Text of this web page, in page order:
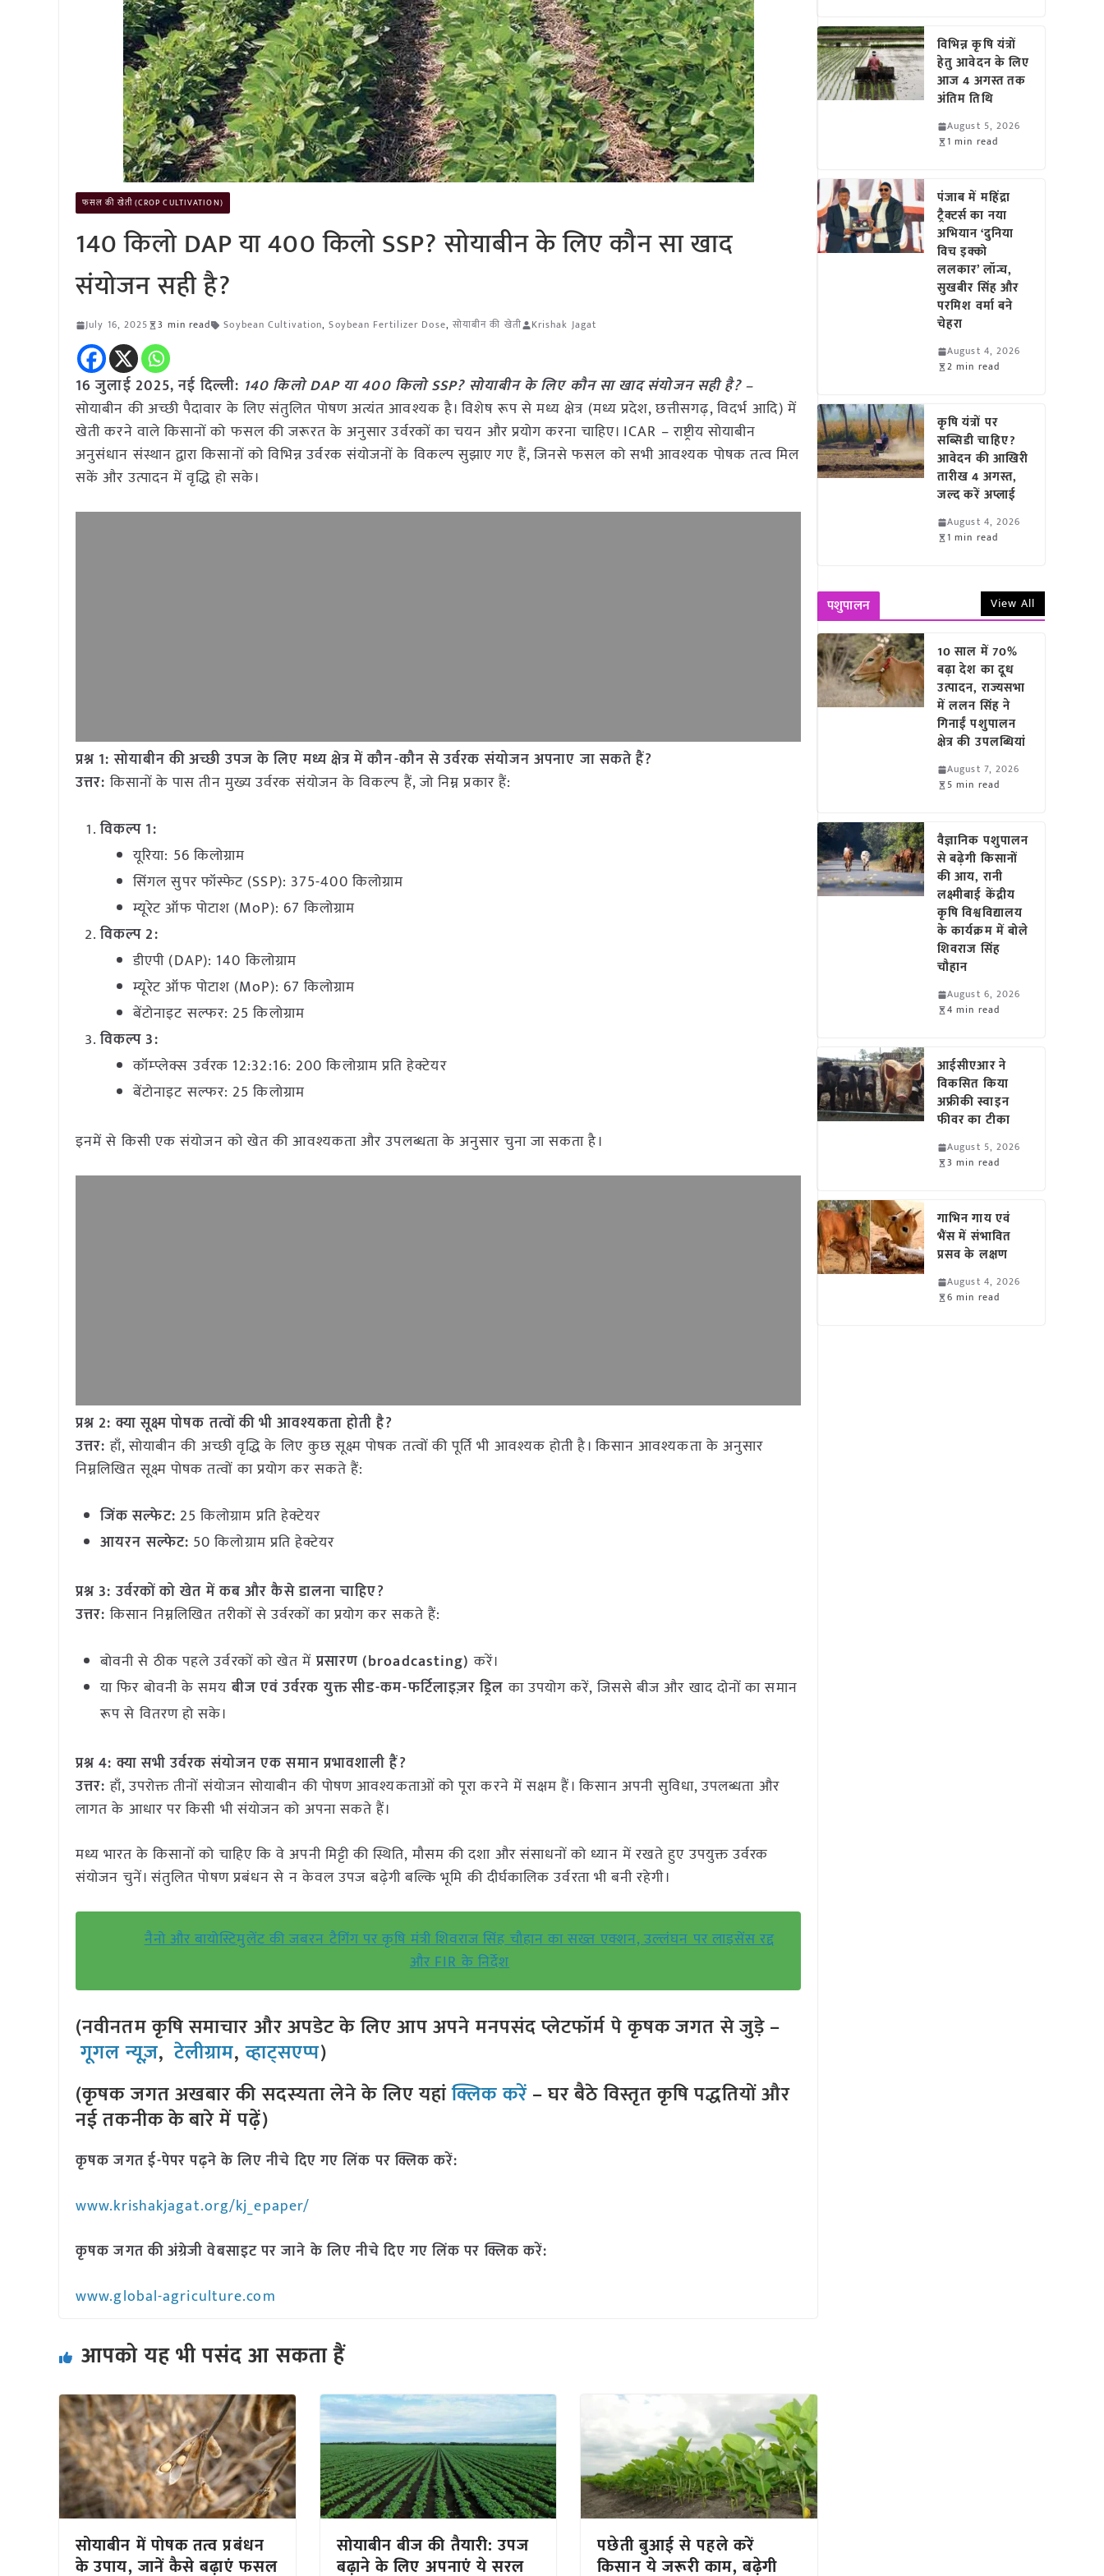
फसल की खेती (CROP CULTIVATION)
140 किलो DAP या 400 किलो SSP? सोयाबीन के लिए कौन सा खाद
संयोजन सही है?
July 16, 2025 3 min read Soybean Cultivation,Soybean Fertilizer Dose, सोयाबीन की खेती Krishak Jagat
16 जुलाई 2025, नई दिल्ली: 140 किलो DAP या 400 किलो SSP? सोयाबीन के लिए कौन सा खाद संयोजन सही है? –
सोयाबीन की अच्छी पैदावार के लिए संतुलित पोषण अत्यंत आवश्यक है। विशेष रूप से मध्य क्षेत्र (मध्य प्रदेश, छत्तीसगढ़, विदर्भ आदि) में
खेती करने वाले किसानों को फसल की जरूरत के अनुसार उर्वरकों का चयन और प्रयोग करना चाहिए। ICAR – राष्ट्रीय सोयाबीन
अनुसंधान संस्थान द्वारा किसानों को विभिन्न उर्वरक संयोजनों के विकल्प सुझाए गए हैं, जिनसे फसल को सभी आवश्यक पोषक तत्व मिल
सकें और उत्पादन में वृद्धि हो सके।
प्रश्न 1: सोयाबीन की अच्छी उपज के लिए मध्य क्षेत्र में कौन-कौन से उर्वरक संयोजन अपनाए जा सकते हैं?
उत्तर: किसानों के पास तीन मुख्य उर्वरक संयोजन के विकल्प हैं, जो निम्न प्रकार हैं:
विकल्प 1:
यूरिया: 56 किलोग्राम
सिंगल सुपर फॉस्फेट (SSP): 375-400 किलोग्राम
म्यूरेट ऑफ पोटाश (MoP): 67 किलोग्राम
विकल्प 2:
डीएपी (DAP): 140 किलोग्राम
म्यूरेट ऑफ पोटाश (MoP): 67 किलोग्राम
बेंटोनाइट सल्फर: 25 किलोग्राम
विकल्प 3:
कॉम्प्लेक्स उर्वरक 12:32:16: 200 किलोग्राम प्रति हेक्टेयर
बेंटोनाइट सल्फर: 25 किलोग्राम
इनमें से किसी एक संयोजन को खेत की आवश्यकता और उपलब्धता के अनुसार चुना जा सकता है।
प्रश्न 2: क्या सूक्ष्म पोषक तत्वों की भी आवश्यकता होती है?
उत्तर: हाँ, सोयाबीन की अच्छी वृद्धि के लिए कुछ सूक्ष्म पोषक तत्वों की पूर्ति भी आवश्यक होती है। किसान आवश्यकता के अनुसार
निम्नलिखित सूक्ष्म पोषक तत्वों का प्रयोग कर सकते हैं:
जिंक सल्फेट: 25 किलोग्राम प्रति हेक्टेयर
आयरन सल्फेट: 50 किलोग्राम प्रति हेक्टेयर
प्रश्न 3: उर्वरकों को खेत में कब और कैसे डालना चाहिए?
उत्तर: किसान निम्नलिखित तरीकों से उर्वरकों का प्रयोग कर सकते हैं:
बोवनी से ठीक पहले उर्वरकों को खेत मेंप्रसारण (broadcasting) करें।
या फिर बोवनी के समयबीज एवं उर्वरक युक्त सीड-कम-फर्टिलाइज़र ड्रिल का उपयोग करें, जिससे बीज और खाद दोनों का समान
रूप से वितरण हो सके।
प्रश्न 4: क्या सभी उर्वरक संयोजन एक समान प्रभावशाली हैं?
उत्तर: हाँ, उपरोक्त तीनों संयोजन सोयाबीन की पोषण आवश्यकताओं को पूरा करने में सक्षम हैं। किसान अपनी सुविधा, उपलब्धता और
लागत के आधार पर किसी भी संयोजन को अपना सकते हैं।
मध्य भारत के किसानों को चाहिए कि वे अपनी मिट्टी की स्थिति, मौसम की दशा और संसाधनों को ध्यान में रखते हुए उपयुक्त उर्वरक
संयोजन चुनें। संतुलित पोषण प्रबंधन से न केवल उपज बढ़ेगी बल्कि भूमि की दीर्घकालिक उर्वरता भी बनी रहेगी।
नैनो और बायोस्टिमुलेंट की जबरन टैगिंग पर कृषि मंत्री शिवराज सिंह चौहान का सख्त एक्शन, उल्लंघन पर लाइसेंस रद्द
और FIR के निर्देश
(नवीनतम कृषि समाचार और अपडेट के लिए आप अपने मनपसंद प्लेटफॉर्म पे कृषक जगत से जुड़े –
गूगल न्यूज़,टेलीग्राम,व्हाट्सएप्प)
(कृषक जगत अखबार की सदस्यता लेने के लिए यहांक्लिक करें– घर बैठे विस्तृत कृषि पद्धतियों और
नई तकनीक के बारे में पढ़ें)
कृषक जगत ई-पेपर पढ़ने के लिए नीचे दिए गए लिंक पर क्लिक करें:
www.krishakjagat.org/kj_epaper/
कृषक जगत की अंग्रेजी वेबसाइट पर जाने के लिए नीचे दिए गए लिंक पर क्लिक करें:
www.global-agriculture.com
आपको यह भी पसंद आ सकता हैं
सोयाबीन में पोषक तत्व प्रबंधन
के उपाय, जानें कैसे बढ़ाएं फसल
सोयाबीन बीज की तैयारी: उपज
बढ़ाने के लिए अपनाएं ये सरल
पछेती बुआई से पहले करें
किसान ये जरूरी काम, बढ़ेगी
विभिन्न कृषि यंत्रों
हेतु आवेदन के लिए
आज 4 अगस्त तक
अंतिम तिथि
August 5, 2026
1 min read
पंजाब में महिंद्रा
ट्रैक्टर्स का नया
अभियान ‘दुनिया
विच इक्को
ललकार’ लॉन्च,
सुखबीर सिंह और
परमिश वर्मा बने
चेहरा
August 4, 2026
2 min read
कृषि यंत्रों पर
सब्सिडी चाहिए?
आवेदन की आखिरी
तारीख 4 अगस्त,
जल्द करें अप्लाई
August 4, 2026
1 min read
पशुपालन View All
10 साल में 70%
बढ़ा देश का दूध
उत्पादन, राज्यसभा
में ललन सिंह ने
गिनाईं पशुपालन
क्षेत्र की उपलब्धियां
August 7, 2026
5 min read
वैज्ञानिक पशुपालन
से बढ़ेगी किसानों
की आय, रानी
लक्ष्मीबाई केंद्रीय
कृषि विश्वविद्यालय
के कार्यक्रम में बोले
शिवराज सिंह
चौहान
August 6, 2026
4 min read
आईसीएआर ने
विकसित किया
अफ्रीकी स्वाइन
फीवर का टीका
August 5, 2026
3 min read
गाभिन गाय एवं
भैंस में संभावित
प्रसव के लक्षण
August 4, 2026
6 min read